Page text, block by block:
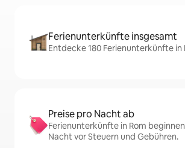
Ferienunterkünfte insgesamt
Entdecke 180 Ferienunterkünfte in
Preise pro Nacht ab
Ferienunterkünfte in Rom
Nacht vor Steuern und Gebühren.